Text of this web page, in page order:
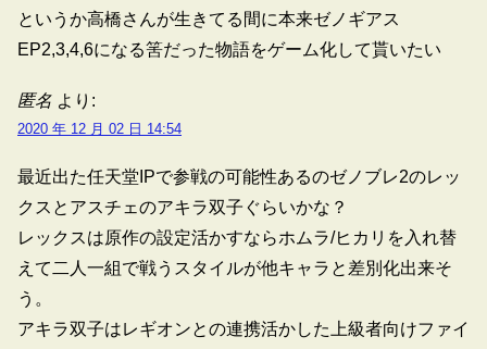
というか高橋さんが生きてる間に本来ゼノギアス
EP2,3,4,6になる筈だった物語をゲーム化して貰いたい
匿名 より:
2020 年 12 月 02 日 14:54
最近出た任天堂IPで参戦の可能性あるのゼノブレ2のレッ
クスとアスチェのアキラ双子ぐらいかな？
レックスは原作の設定活かすならホムラ/ヒカリを入れ替
えて二人一組で戦うスタイルが他キャラと差別化出来そ
う。
アキラ双子はレギオンとの連携活かした上級者向けファイ